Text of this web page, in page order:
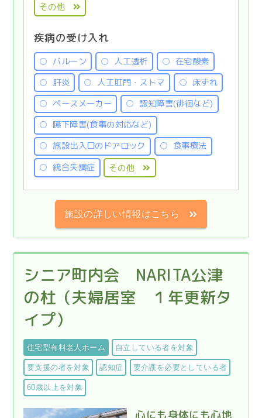
その他
疾病の受け入れ
バルーン 人工透析
在宅酸素
肝炎
人工肛門・ストマ
床ずれ
ペースメーカー
認知障害(徘徊など)
嚥下障害(食事の対応など)
施設出入口のドアロック
食事療法
統合失調症
その他
施設の詳しい情報はこちら
シニア町内会 NARITA公津
の杜（夫婦居室 １年更新タ
イプ）
住宅型有料老人ホーム 自立している者を対象
要支援の者を対象 認知症 要介護を必要としている者
60歳以上を対象
心にも身体にも心地